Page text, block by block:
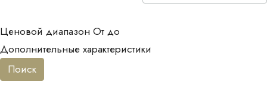
Ценовой диапазон От до
Дополнительные характеристики
Поиск